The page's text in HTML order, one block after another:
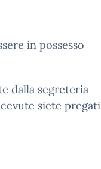
in possesso
dalla segreteria
siete pregati